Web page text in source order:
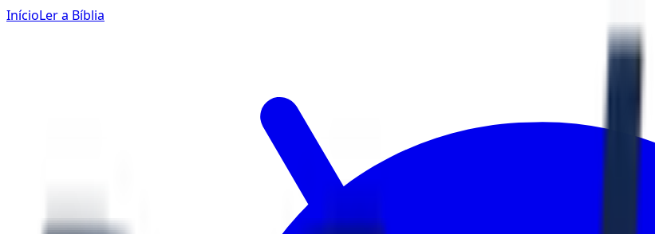
InícioLer a Bíblia